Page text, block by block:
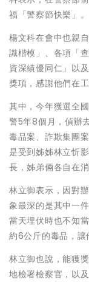
福「警察節快樂」。
楊文科在會中也親
識楷模」、各項「
資深績優同仁」以
獎項，感謝他們在
其中，今年獲選全
警5年8個月，偵辦
毒品案、詐欺集團
是受到姊姊林立忻
長，姊弟倆各自在
林立御表示，因對
象最深的是其中一
當天埋伏時也不知
約6公斤的毒品，讓
林立御也說，能獲
地檢署檢察官，以